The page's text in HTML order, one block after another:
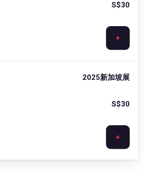
S$30
+
2025新加坡展
S$30
+